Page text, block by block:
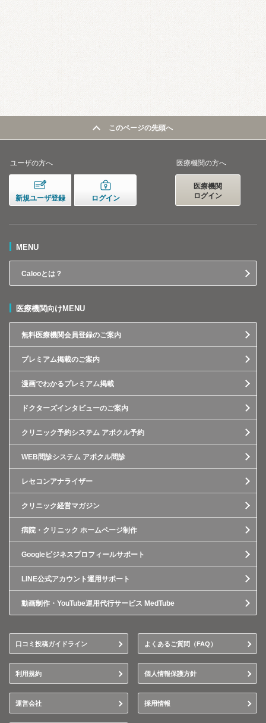
このページの先頭へ
ユーザの方へ
新規ユーザ登録 ログイン
医療機関の方へ
医療機関
ログイン
MENU
Calooとは？
医療機関向けMENU
無料医療機関会員登録のご案内
プレミアム掲載のご案内
漫画でわかるプレミアム掲載
ドクターズインタビューのご案内
クリニック予約システム アポクル予約
WEB問診システム アポクル問診
レセコンアナライザー
クリニック経営マガジン
病院・クリニック ホームページ制作
Googleビジネスプロフィールサポート
LINE公式アカウント運用サポート
動画制作・YouTube運用代行サービス MedTube
口コミ投稿ガイドライン よくあるご質問（FAQ）
利用規約 個人情報保護方針
運営会社 採用情報